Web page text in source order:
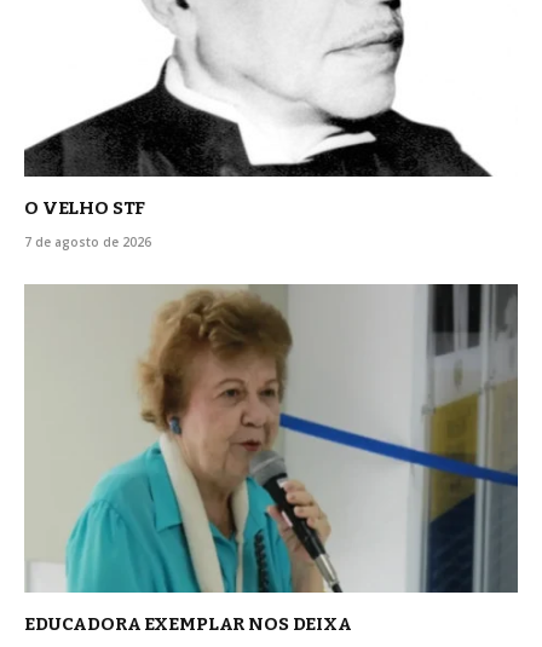
O VELHO STF
7 de agosto de 2026
EDUCADORA EXEMPLAR NOS DEIXA